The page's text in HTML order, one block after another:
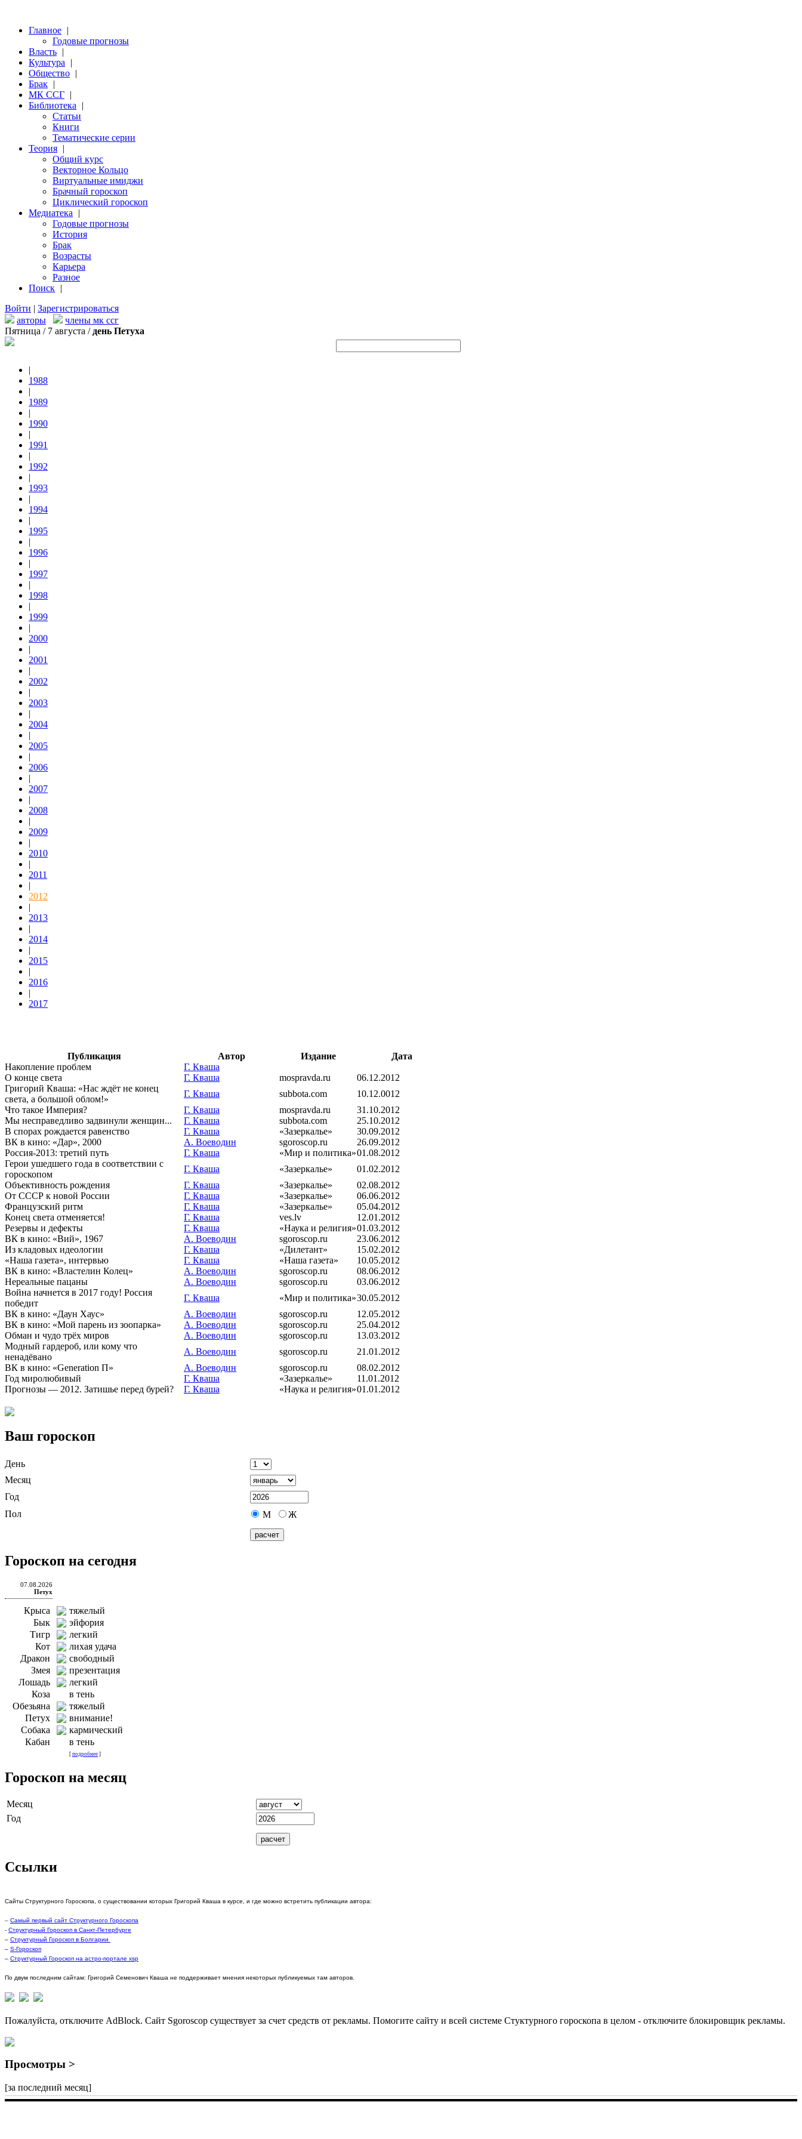
Главное |
Годовые прогнозы
Власть |
Культура
|
Общество |
Брак |
МК ССГ |
Библиотека
|
Статьи
Книги
Тематические серии
Теория |
Общий курс
Векторное Кольцо
Виртуальные имиджи
Брачный гороскоп
Циклический гороскоп
Медиатека
|
Годовые прогнозы
История
Брак
Возрасты
Карьера
Разное
Поиск |
Войти | Зарегистрироваться
авторы
члены мк ссг
Пятница / 7 августа / день Петуха
|
1988
|
1989
|
1990
|
1991
|
1992
|
1993
|
1994
|
1995
|
1996
|
1997
|
1998
|
1999
|
2000
|
2001
|
2002
|
2003
|
2004
|
2005
|
2006
|
2007
|
2008
|
2009
|
2010
|
2011
|
2012
|
2013
|
2014
|
2015
|
2016
|
2017
Публикация Автор Издание
Дата
Накопление проблем
Г. Кваша
О конце света
Г. Кваша mospravda.ru
06.12.2012
Григорий Кваша: «Нас ждёт не конец
света, а большой облом!»
Г. Кваша subbota.com
10.12.0012
Что такое Империя?
Г. Кваша mospravda.ru
31.10.2012
Мы несправедливо задвинули женщин...
Г. Кваша subbota.com
25.10.2012
В спорах рождается равенство
Г. Кваша «Зазеркалье»
30.09.2012
ВК в кино: «Дар», 2000
А. Воеводин sgoroscop.ru
26.09.2012
Россия-2013: третий путь
Г. Кваша «Мир и политика»01.08.2012
Герои ушедшего года в соответствии с
гороскопом
Г. Кваша «Зазеркалье»
01.02.2012
Объективность рождения
Г. Кваша «Зазеркалье»
02.08.2012
От СССР к новой России
Г. Кваша «Зазеркалье»
06.06.2012
Французский ритм
Г. Кваша «Зазеркалье»
05.04.2012
Конец света отменяется!
Г. Кваша ves.lv
12.01.2012
Резервы и дефекты
Г. Кваша «Наука и религия»01.03.2012
ВК в кино: «Вий», 1967
А. Воеводин sgoroscop.ru
23.06.2012
Из кладовых идеологии
Г. Кваша «Дилетант»
15.02.2012
«Наша газета», интервью
Г. Кваша «Наша газета»
10.05.2012
ВК в кино: «Властелин Колец»
А. Воеводин sgoroscop.ru
08.06.2012
Нереальные пацаны
А. Воеводин sgoroscop.ru
03.06.2012
Война начнется в 2017 году! Россия
победит
Г. Кваша «Мир и политика»30.05.2012
ВК в кино: «Даун Хаус»
А. Воеводин sgoroscop.ru
12.05.2012
ВК в кино: «Мой парень из зоопарка»
А. Воеводин sgoroscop.ru
25.04.2012
Обман и чудо трёх миров
А. Воеводин sgoroscop.ru
13.03.2012
Модный гардероб, или кому что
ненадёвано
А. Воеводин sgoroscop.ru
21.01.2012
ВК в кино: «Generation П»
А. Воеводин sgoroscop.ru
08.02.2012
Год миролюбивый
Г. Кваша «Зазеркалье»
11.01.2012
Прогнозы — 2012. Затишье перед бурей?
Г. Кваша «Наука и религия»01.01.2012
Ваш гороскоп
День
Месяц
Год
Пол
М Ж
Гороскоп на сегодня
07.08.2026
Петух
Крыса
тяжелый
Бык
эйфория
Тигр
легкий
Кот
лихая удача
Дракон
свободный
Змея
презентация
Лошадь
легкий
Коза
в тень
Обезьяна
тяжелый
Петух
внимание!
Собака
кармический
Кабан
в тень
[ подробнее ]
Гороскоп на месяц
Месяц
Год
Ссылки
Сайты Структурного Гороскопа, о существовании которых Григорий Кваша в курсе, и где можно встретить публикации автора:
– Самый первый сайт Структурного Гороскопа
- Структурный Гороскоп в Санкт-Петербурге
– Структурный Гороскоп в Болгарии
– S-Гороскоп
– Структурный Гороскоп на астро-портале xsp
По двум последним сайтам: Григорий Семенович Кваша не поддерживает мнения некоторых публикуемых там авторов.
Пожалуйста, отключите AdBlock. Сайт Sgoroscop существует за счет средств от рекламы. Помогите сайту и всей системе Стуктурного гороскопа в целом - отключите блокировщик рекламы.
Просмотры >
[за последний месяц]